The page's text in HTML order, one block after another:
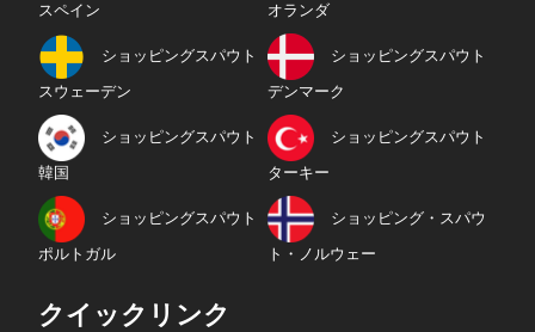
スペイン オランダ
ショッピングスパウト
スウェーデン
ショッピングスパウト
デンマーク
ショッピングスパウト
韓国
ショッピングスパウト
ターキー
ショッピングスパウト
ポルトガル
ショッピング・スパウ
ト・ノルウェー
クイックリンク